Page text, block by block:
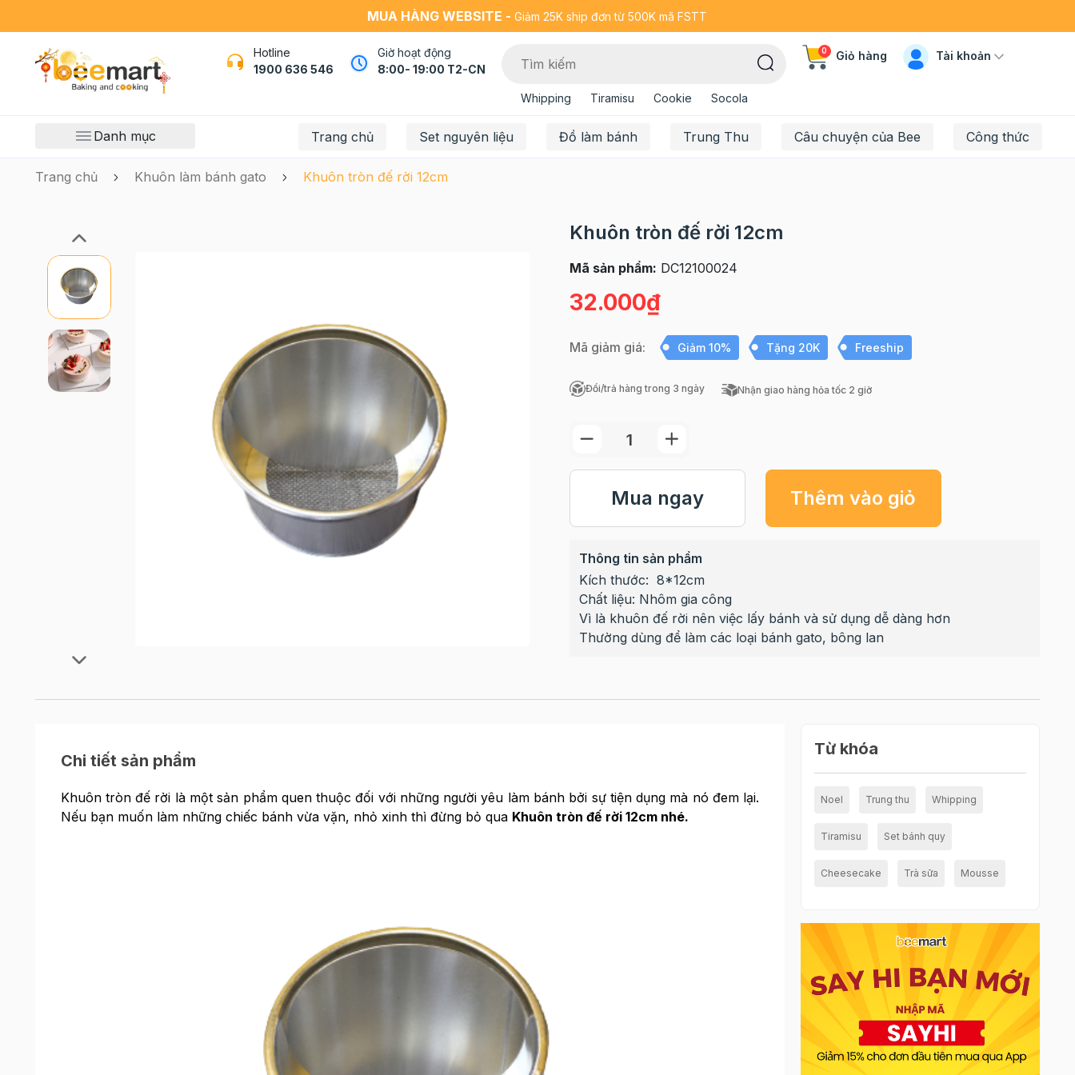
MUA HÀNG WEBSITE - Giảm 25K ship đơn từ 500K mã FSTT
Hotline
1900 636 546
Giờ hoạt động
8:00- 19:00 T2-CN
Whipping Tiramisu Cookie Socola
0 Giỏ hàng Tài khoản
Danh mục Trang chủ Set nguyên liệu Đồ làm bánh Trung Thu Câu chuyện của Bee Công thức
Trang chủ Khuôn làm bánh gato Khuôn tròn đế rời 12cm
Khuôn tròn đế rời 12cm
Mã sản phẩm: DC12100024
32.000₫
Mã giảm giá: Giảm 10% Tặng 20K Freeship
Đổi/trả hàng trong 3 ngày Nhận giao hàng hỏa tốc 2 giờ
Mua ngay Thêm vào giỏ
Thông tin sản phẩm
Kích thước: 8*12cm
Chất liệu: Nhôm gia công
Vì là khuôn đế rời nên việc lấy bánh và sử dụng dễ dàng hơn
Thường dùng để làm các loại bánh gato, bông lan
Chi tiết sản phẩm
Khuôn tròn đế rời là một sản phẩm quen thuộc đối với những người yêu làm bánh bởi sự tiện dụng mà nó đem lại.
Nếu bạn muốn làm những chiếc bánh vừa vặn, nhỏ xinh thì đừng bỏ qua Khuôn tròn đế rời 12cm nhé.
Từ khóa
Noel Trung thu Whipping
Tiramisu Set bánh quy
Cheesecake Trà sữa Mousse